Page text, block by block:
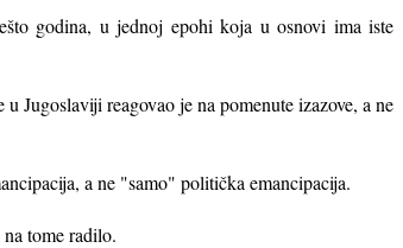
godina, u jednoj epohi koja u osnovi ima iste
Jugoslaviji reagovao je na pomenute izazove, a ne
a ne "samo" politička emancipacija.
tome radilo.